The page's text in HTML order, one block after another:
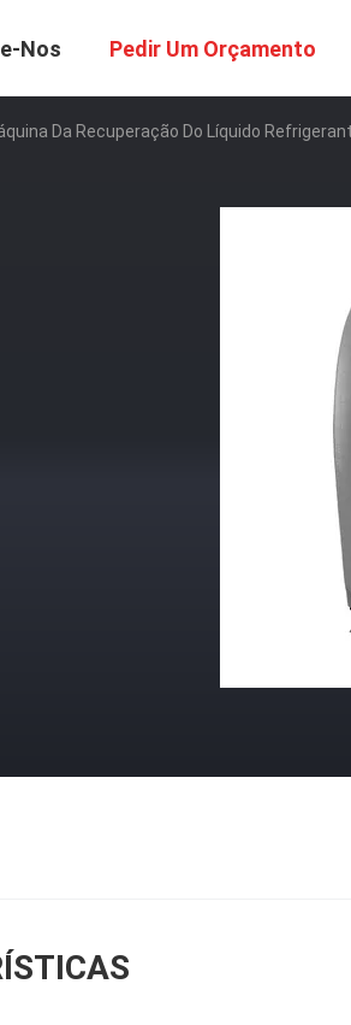
Nos Pedir Um Orçamento
Da Recuperação Do Líquido